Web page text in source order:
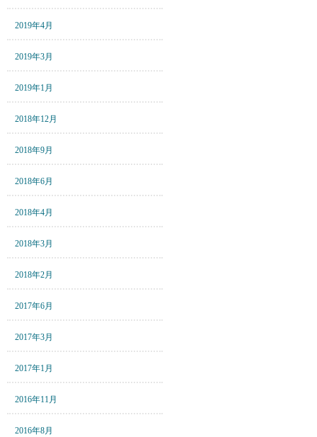
2019年4月
2019年3月
2019年1月
2018年12月
2018年9月
2018年6月
2018年4月
2018年3月
2018年2月
2017年6月
2017年3月
2017年1月
2016年11月
2016年8月